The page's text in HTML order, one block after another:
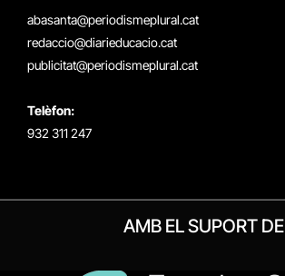
abasanta@periodismeplural.cat
redaccio@diarieducacio.cat
publicitat@periodismeplural.cat
Telèfon:
932 311 247
AMB EL SUPORT DE